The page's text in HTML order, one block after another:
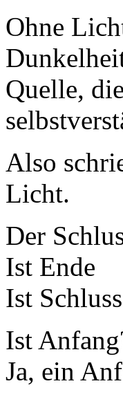
Ohne
Quelle,
Also
Licht.
Der
Ist Ende
Ist Schluss
Ist
Ja, ein